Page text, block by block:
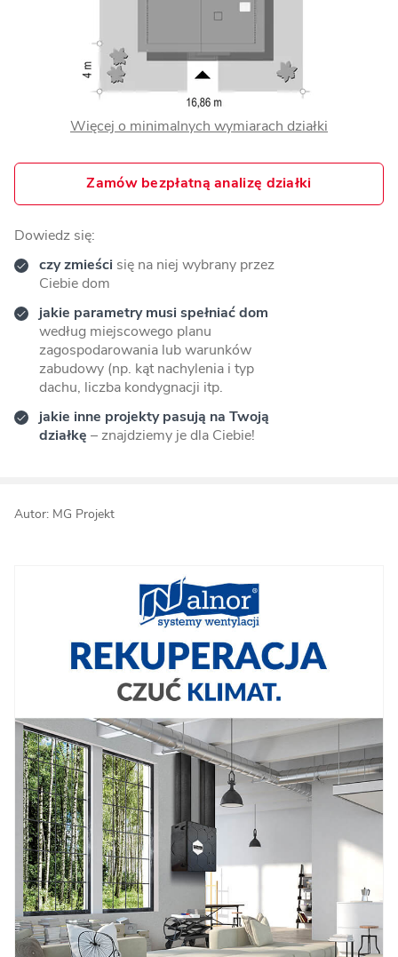
Więcej o minimalnych wymiarach działki
Zamów bezpłatną analizę działki
Dowiedz się:
czy zmieści się na niej wybrany przez
Ciebie dom
jakie parametry musi spełniać dom
według miejscowego planu
zagospodarowania lub warunków
zabudowy (np. kąt nachylenia i typ
dachu, liczba kondygnacji itp.
jakie inne projekty pasują na Twoją
działkę – znajdziemy je dla Ciebie!
Autor: MG Projekt